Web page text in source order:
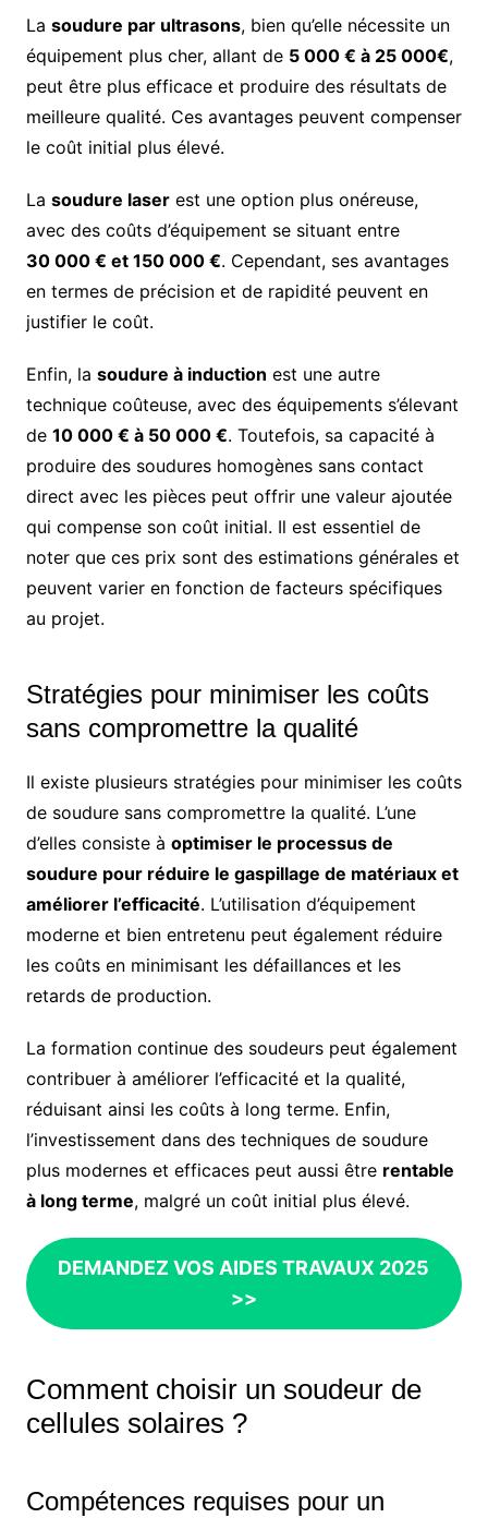
La soudure par ultrasons, bien qu’elle nécessite un
équipement plus cher, allant de 5 000 € à 25 000€,
peut être plus efficace et produire des résultats de
meilleure qualité. Ces avantages peuvent compenser
le coût initial plus élevé.
La soudure laserest une option plus onéreuse,
avec des coûts d’équipement se situant entre
30 000 € et 150 000 €. Cependant, ses avantages
en termes de précision et de rapidité peuvent en
justifier le coût.
Enfin, la soudure à induction est une autre
technique coûteuse, avec des équipements s’élevant
de 10 000 € à 50 000 €. Toutefois, sa capacité à
produire des soudures homogènes sans contact
direct avec les pièces peut offrir une valeur ajoutée
qui compense son coût initial. Il est essentiel de
noter que ces prix sont des estimations générales et
peuvent varier en fonction de facteurs spécifiques
au projet.
Stratégies pour minimiser les coûts
sans compromettre la qualité
Il existe plusieurs stratégies pour minimiser les coûts
de soudure sans compromettre la qualité. L’une
d’elles consiste à optimiser le processus de
soudure pour réduire le gaspillage de matériaux et
améliorer l’efficacité. L’utilisation d’équipement
moderne et bien entretenu peut également réduire
les coûts en minimisant les défaillances et les
retards de production.
La formation continue des soudeurs peut également
contribuer à améliorer l’efficacité et la qualité,
réduisant ainsi les coûts à long terme. Enfin,
l’investissement dans des techniques de soudure
plus modernes et efficaces peut aussi être rentable
à long terme, malgré un coût initial plus élevé.
DEMANDEZ VOS AIDES TRAVAUX 2025
>>
Comment choisir un soudeur de
cellules solaires ?
Compétences requises pour un